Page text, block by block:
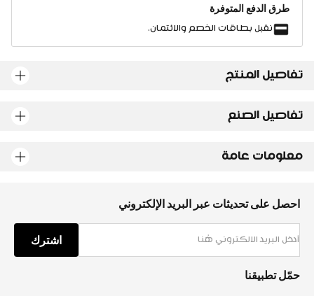
طرق الدفع المتوفرة
نقبل بطاقات الخصم والائتمان.
تفاصيل المنتج
تفاصيل الصنع
معلومات عامة
احصل على تحديثات عبر البريد الإلكتروني
اشترك
حمّل تطبيقنا